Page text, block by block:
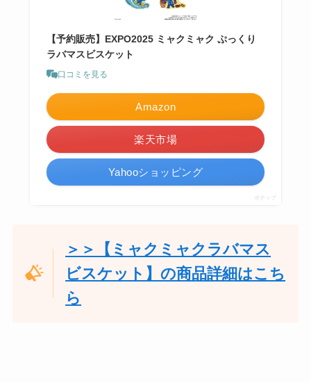
【予約販売】EXPO2025 ミャクミャク ぷっくり
ラバマスビスケット
口コミを見る
Amazon
楽天市場
Yahooショッピング
ポチップ
＞＞【ミャクミャクラバマス
ビスケット】の商品詳細はこち
ら